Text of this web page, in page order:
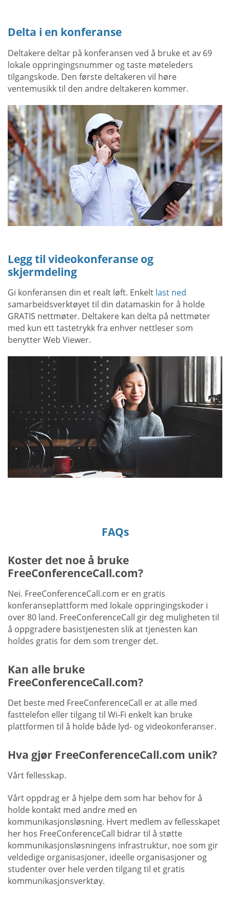
Delta i en konferanse
Deltakere deltar på konferansen ved å bruke et av 69
lokale oppringingsnummer og taste møteleders
tilgangskode. Den første deltakeren vil høre
ventemusikk til den andre deltakeren kommer.
Legg til videokonferanse og
skjermdeling
Gi konferansen din et realt løft. Enkelt last ned
samarbeidsverktøyet til din datamaskin for å holde
GRATIS nettmøter. Deltakere kan delta på nettmøter
med kun ett tastetrykk fra enhver nettleser som
benytter Web Viewer.
FAQs
Koster det noe å bruke
FreeConferenceCall.com?
Nei. FreeConferenceCall.com er en gratis
konferanseplattform med lokale oppringingskoder i
over 80 land. FreeConferenceCall gir deg muligheten til
å oppgradere basistjenesten slik at tjenesten kan
holdes gratis for dem som trenger det.
Kan alle bruke
FreeConferenceCall.com?
Det beste med FreeConferenceCall er at alle med
fasttelefon eller tilgang til Wi-Fi enkelt kan bruke
plattformen til å holde både lyd- og videokonferanser.
Hva gjør FreeConferenceCall.com unik?
Vårt fellesskap.
Vårt oppdrag er å hjelpe dem som har behov for å
holde kontakt med andre med en
kommunikasjonsløsning. Hvert medlem av fellesskapet
her hos FreeConferenceCall bidrar til å støtte
kommunikasjonsløsningens infrastruktur, noe som gir
veldedige organisasjoner, ideelle organisasjoner og
studenter over hele verden tilgang til et gratis
kommunikasjonsverktøy.